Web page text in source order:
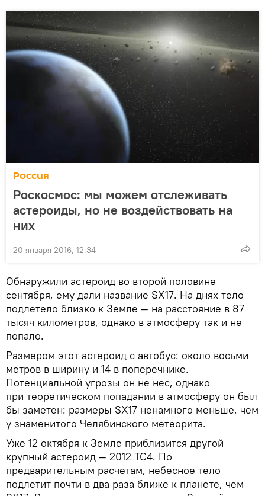
Россия
Роскосмос: мы можем отслеживать
астероиды, но не воздействовать на
них
20 января 2016, 12:34
Обнаружили астероид во второй половине
сентября, ему дали название SX17. На днях тело
подлетело близко к Земле — на расстояние в 87
тысяч километров, однако в атмосферу так и не
попало.
Размером этот астероид с автобус: около восьми
метров в ширину и 14 в поперечнике.
Потенциальной угрозы он не нес, однако
при теоретическом попадании в атмосферу он был
бы заметен: размеры SX17 ненамного меньше, чем
у знаменитого Челябинского метеорита.
Уже 12 октября к Земле приблизится другой
крупный астероид — 2012 TC4. По
предварительным расчетам, небесное тело
подлетит почти в два раза ближе к планете, чем